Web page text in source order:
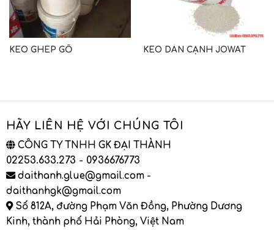
KEO GHÉP GỖ KEO DÁN CẠNH JOWAT
HÃY LIÊN HỆ VỚI CHÚNG TÔI
CÔNG TY TNHH GK ĐẠI THÀNH
02253.633.273 - 0936676773
daithanh.glue@gmail.com -
daithanhgk@gmail.com
Số 812A, đường Phạm Văn Đồng, Phường Dương
Kinh, thành phố Hải Phòng, Việt Nam